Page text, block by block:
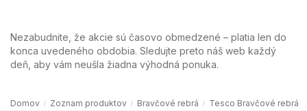
Nezabudnite, že akcie sú časovo obmedzené – platia len do
konca uvedeného obdobia. Sledujte preto náš web každý
deň, aby vám neušla žiadna výhodná ponuka.
Domov Zoznam produktov Bravčové rebrá Tesco Bravčové rebrá